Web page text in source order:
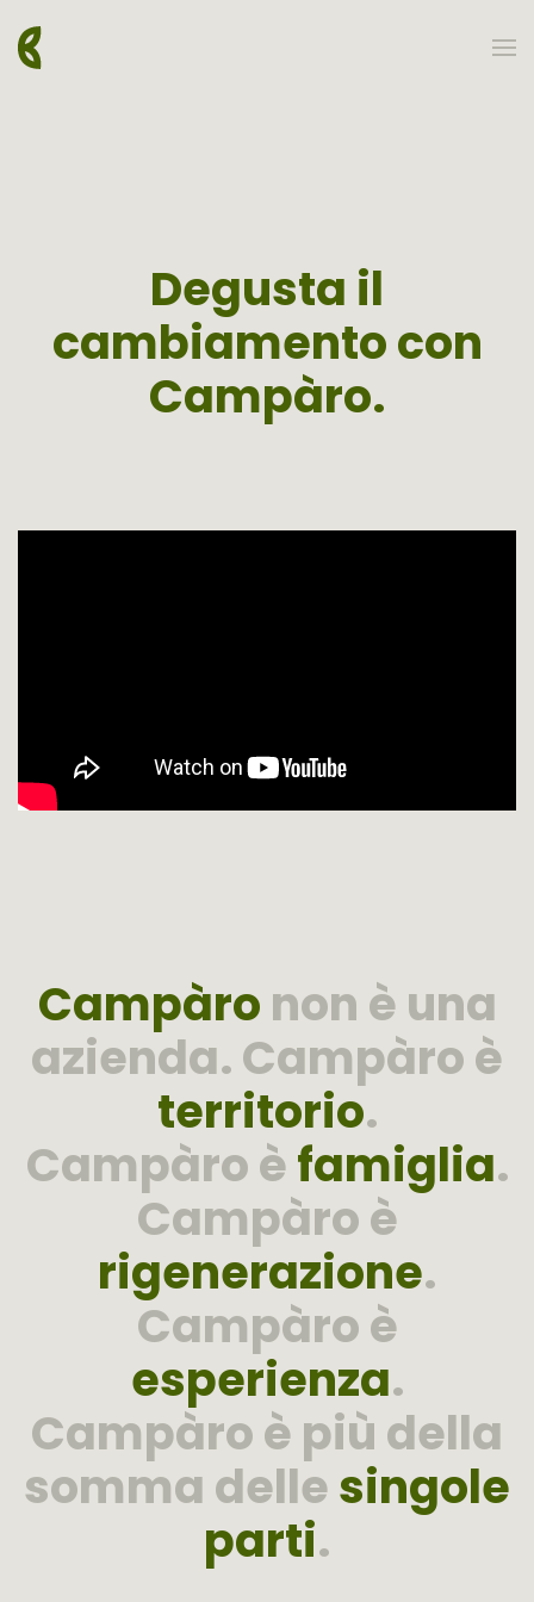
Degusta il
cambiamento con
Campàro.
Campàro non è una
azienda. Campàro è
territorio.
Campàro èfamiglia.
Campàro è
rigenerazione.
Campàro è
esperienza.
Campàro è più della
somma dellesingole
parti.